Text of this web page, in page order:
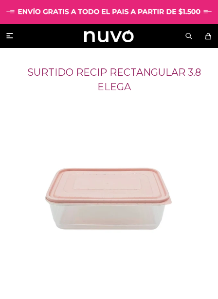

SURTIDO RECIP RECTANGULAR 3.8
ELEGA